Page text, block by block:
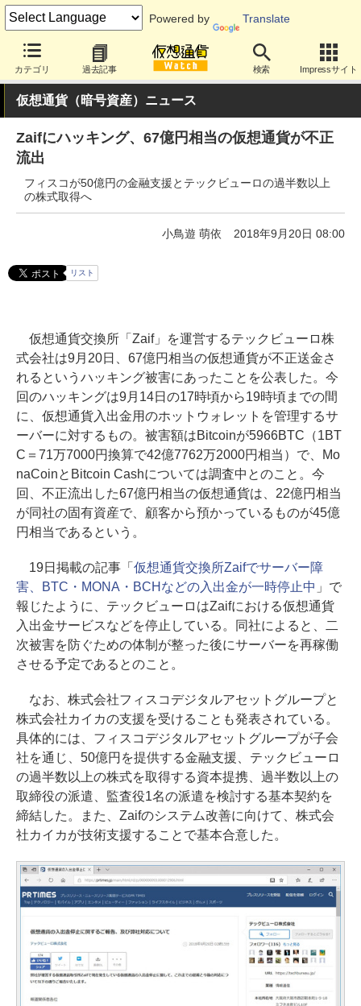
Powered by Translate
カテゴリ 過去記事 検索 Impressサイト
仮想通貨（暗号資産）ニュース
Zaifにハッキング、67億円相当の仮想通貨が不正
流出
フィスコが50億円の金融支援とテックビューロの過半数以上
の株式取得へ
小鳥遊 萌依 2018年9月20日 08:00
リスト
仮想通貨交換所「Zaif」を運営するテックビューロ株
式会社は9月20日、67億円相当の仮想通貨が不正送金さ
れるというハッキング被害にあったことを公表した。今
回のハッキングは9月14日の17時頃から19時頃までの間
に、仮想通貨入出金用のホットウォレットを管理するサ
ーバーに対するもの。被害額はBitcoinが5966BTC（1BT
C＝71万7000円換算で42億7762万2000円相当）で、Mo
naCoinとBitcoin Cashについては調査中とのこと。今
回、不正流出した67億円相当の仮想通貨は、22億円相当
が同社の固有資産で、顧客から預かっているものが45億
円相当であるという。
19日掲載の記事「 仮想通貨交換所Zaifでサーバー障
害、BTC・MONA・BCHなどの入出金が一時停止中 」で
報じたように、テックビューロはZaifにおける仮想通貨
入出金サービスなどを停止している。同社によると、二
次被害を防ぐための体制が整った後にサーバーを再稼働
させる予定であるとのこと。
なお、株式会社フィスコデジタルアセットグループと
株式会社カイカの支援を受けることも発表されている。
具体的には、フィスコデジタルアセットグループが子会
社を通じ、50億円を提供する金融支援、テックビューロ
の過半数以上の株式を取得する資本提携、過半数以上の
取締役の派遣、監査役1名の派遣を検討する基本契約を
締結した。また、Zaifのシステム改善に向けて、株式会
社カイカが技術支援することで基本合意した。